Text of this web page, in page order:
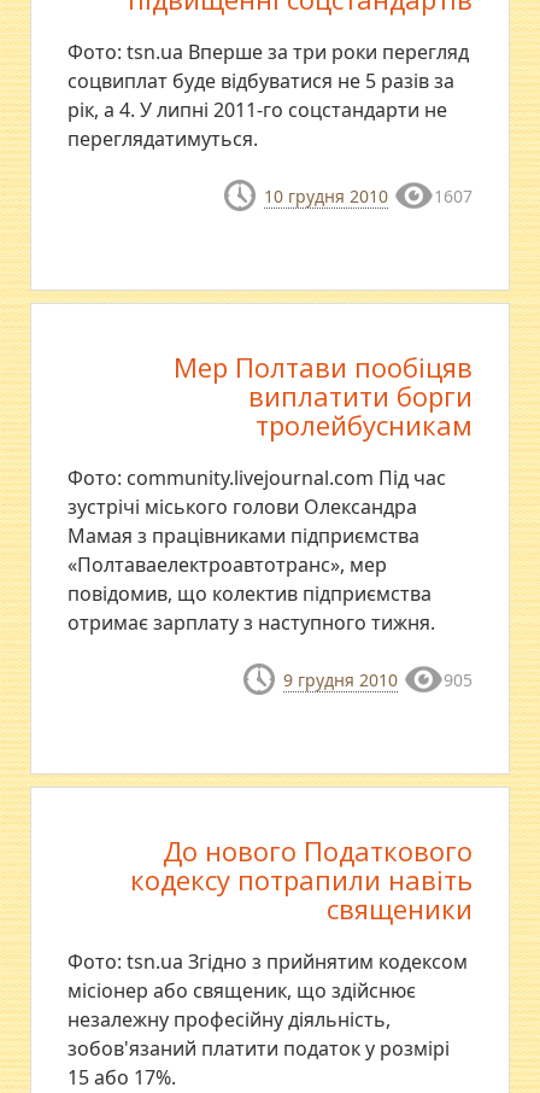
Фото: tsn.ua Вперше за три роки перегляд
соцвиплат буде відбуватися не 5 разів за
рік, а 4. У липні 2011-го соцстандарти не
переглядатимуться.
10 грудня 2010 1607
Мер Полтави пообіцяв
виплатити борги
тролейбусникам
Фото: community.livejournal.com Під час
зустрічі міського голови Олександра
Мамая з працівниками підприємства
«Полтаваелектроавтотранс», мер
повідомив, що колектив підприємства
отримає зарплату з наступного тижня.
9 грудня 2010 905
До нового Податкового
кодексу потрапили навіть
священики
Фото: tsn.ua Згідно з прийнятим кодексом
місіонер або священик, що здійснює
незалежну професійну діяльність,
зобов'язаний платити податок у розмірі
15 або 17%.